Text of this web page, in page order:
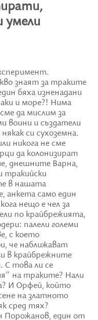
умели
знаят за траките
бяха изненадани
и море?! Нима
да мислим за
воини и създатели
си сухоземна.
никога не сме
да колонизират
днешните Варна,
тракийски
в нашата
анкета само един
нещо е чел за
по крайбрежията,
палели големи
с което
че наближават
в крайбрежните
С това ли се
на траките? Нали
И Орфей, който
на златното
сред тях?
Порожанов, един от